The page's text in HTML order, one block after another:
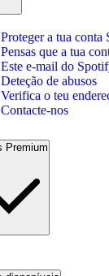
Proteger a tua conta
Pensas que a tua
Este e-mail do
Deteção de abusos
Verifica o teu
Contacte-nos
Premium